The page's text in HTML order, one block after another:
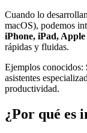
Cuando lo
macOS), podemos
iPhone, iPad,
rápidas y fluidas.
Ejemplos conocidos:
asistentes
productividad.
¿Por qué es